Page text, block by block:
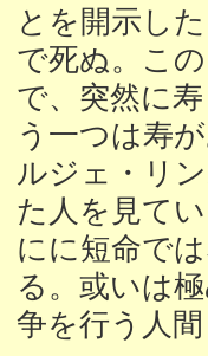
とを開示し
で死ぬ。こ
で、突然に
う一つは寿
ルジェ・リ
た人を見て
にに短命で
る。或いは
争を行う人